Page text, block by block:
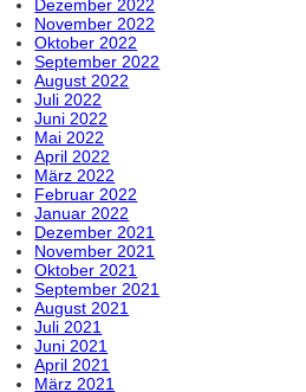
Dezember 2022
November 2022
Oktober 2022
September 2022
August 2022
Juli 2022
Juni 2022
Mai 2022
April 2022
März 2022
Februar 2022
Januar 2022
Dezember 2021
November 2021
Oktober 2021
September 2021
August 2021
Juli 2021
Juni 2021
April 2021
März 2021